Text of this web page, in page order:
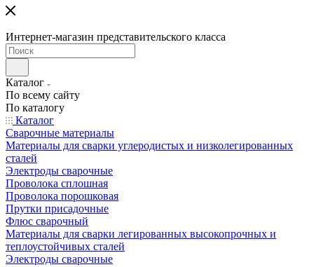
Интернет-магазин представительского класса
Каталог
По всему сайту
По каталогу
Каталог
Сварочные материалы
Материалы для сварки углеродистых и низколегированных
сталей
Электроды сварочные
Проволока сплошная
Проволока порошковая
Прутки присадочные
Флюс сварочный
Материалы для сварки легированных высокопрочных и
теплоустойчивых сталей
Электроды сварочные